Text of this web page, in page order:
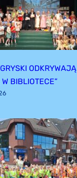
ODKRYWAJĄ
BIBLIOTECE”